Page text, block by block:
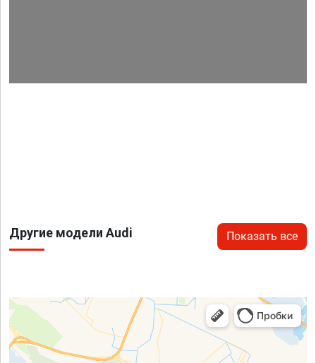
Другие модели Audi Показать все